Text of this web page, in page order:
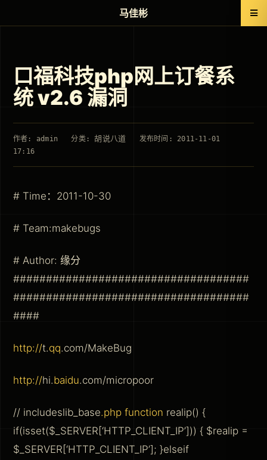
口福科技php网上订餐系
统 v2.6 漏洞
作者: admin 分类:胡说八道
发布时间: 2011-11-01
17:16
# Time：2011-10-30
# Team:makebugs
# Author: 缘分
####################################
####################################
####
http://t.qq.com/MakeBug
http://hi.baidu.com/micropoor
// includeslib_base.php function realip() {
if(isset($_SERVER[‘HTTP_CLIENT_IP’])) { $realip =
$_SERVER[‘HTTP_CLIENT_IP’]; }elseif
马佳彬